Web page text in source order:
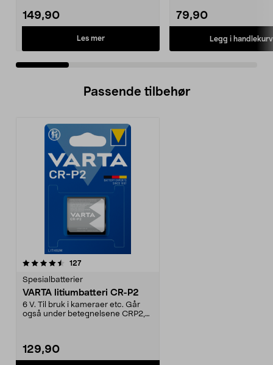
149,90
Les mer
79,90
Legg i handlekurv
Passende tilbehør
127anmeldelser
Spesialbatterier
VARTA litiumbatteri CR-P2
6 V. Til bruk i kameraer etc. Går
også under betegnelsene CRP2,
129,90